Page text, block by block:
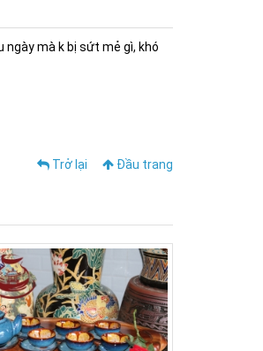
mà k bị sứt mẻ gì, khó
Trở lại Đầu trang